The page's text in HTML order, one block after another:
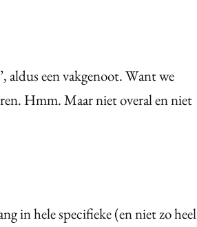
aldus een vakgenoot. Want we
Hmm. Maar niet overal en niet
in hele specifieke (en niet zo heel